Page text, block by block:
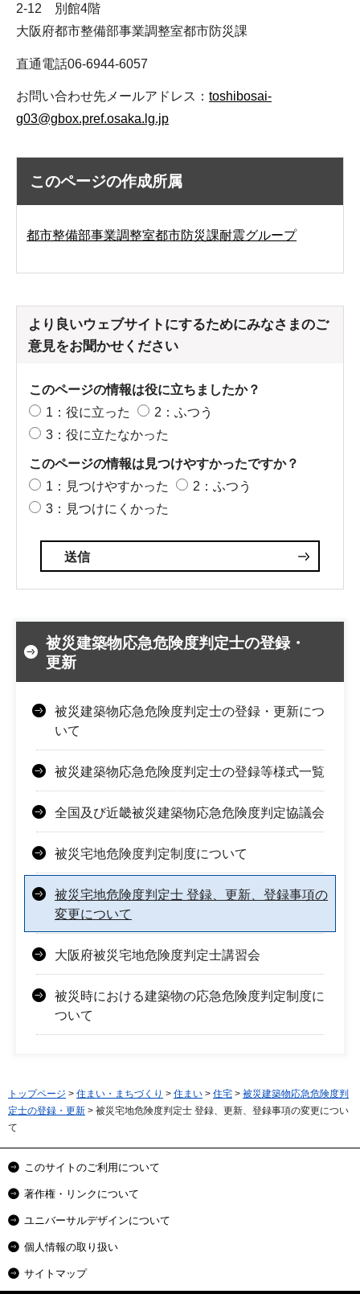
2-12 別館4階
大阪府都市整備部事業調整室都市防災課
直通電話06-6944-6057
お問い合わせ先メールアドレス： toshibosai-
g03@gbox.pref.osaka.lg.jp
このページの作成所属
都市整備部事業調整室都市防災課耐震グループ
より良いウェブサイトにするためにみなさまのご
意見をお聞かせください
このページの情報は役に立ちましたか？
1：役に立った
2：ふつう
3：役に立たなかった
このページの情報は見つけやすかったですか？
1：見つけやすかった
2：ふつう
3：見つけにくかった
被災建築物応急危険度判定士の登録・
更新
被災建築物応急危険度判定士の登録・更新につ
いて
被災建築物応急危険度判定士の登録等様式一覧
全国及び近畿被災建築物応急危険度判定協議会
被災宅地危険度判定制度について
被災宅地危険度判定士 登録、更新、登録事項の
変更について
大阪府被災宅地危険度判定士講習会
被災時における建築物の応急危険度判定制度に
ついて
トップページ > 住まい・まちづくり > 住まい > 住宅 > 被災建築物応急危険度判
定士の登録・更新 > 被災宅地危険度判定士 登録、更新、登録事項の変更につい
て
このサイトのご利用について
著作権・リンクについて
ユニバーサルデザインについて
個人情報の取り扱い
サイトマップ